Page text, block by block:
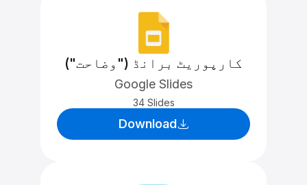
کارپوریٹ برانڈ ("وضاحت")
Google Slides
34 Slides
Download